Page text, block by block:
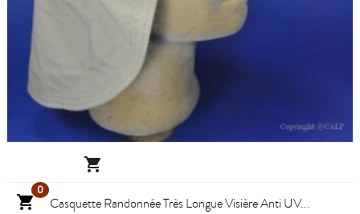

Casquette Randonnée Très Longue Visière Anti UV...

0